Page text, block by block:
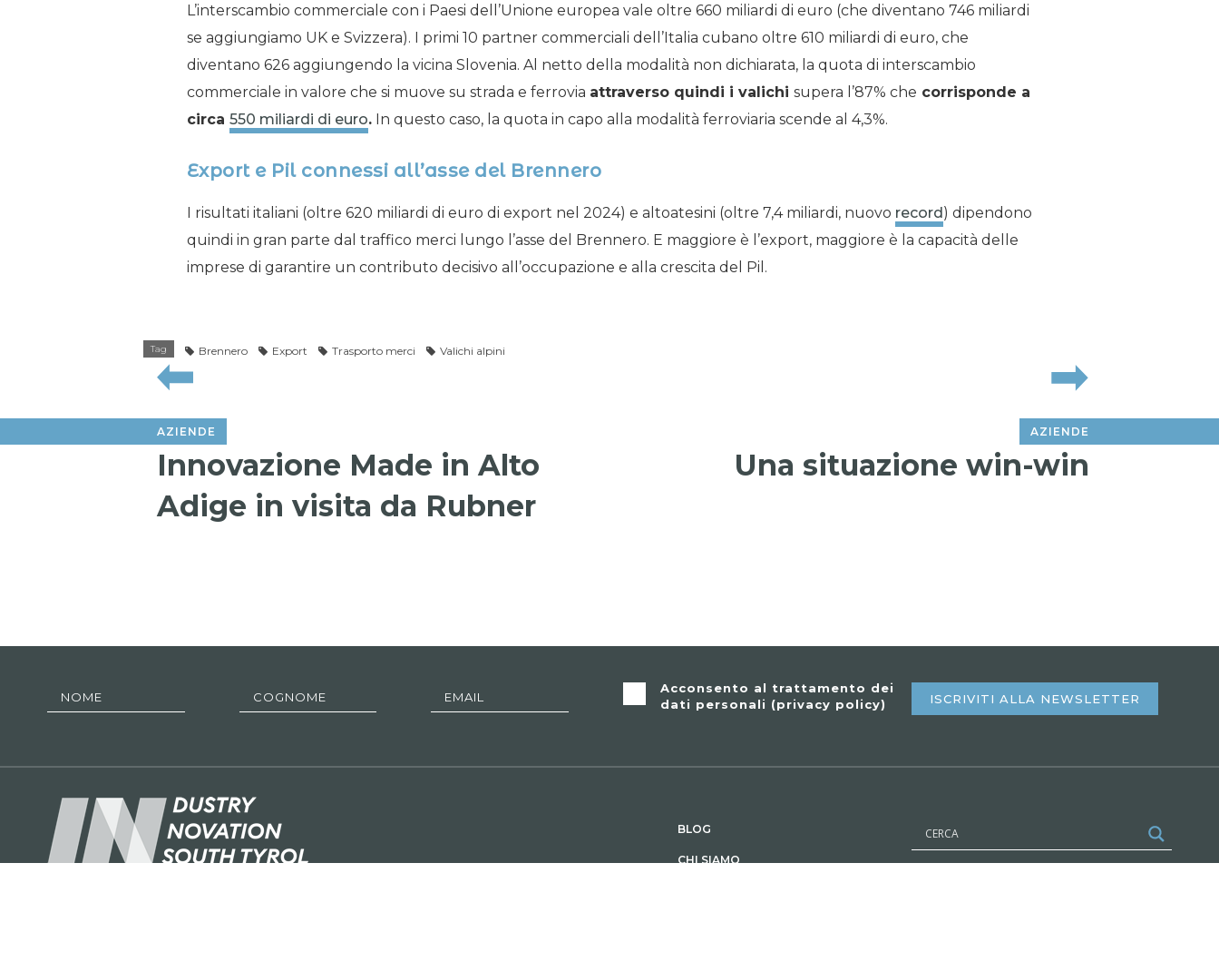
L’interscambio commerciale con i Paesi dell’Unione europea vale oltre 660 miliardi di euro (che diventano 746 miliardi
se aggiungiamo UK e Svizzera). I primi 10 partner commerciali dell’Italia cubano oltre 610 miliardi di euro, che
diventano 626 aggiungendo la vicina Slovenia. Al netto della modalità non dichiarata, la quota di interscambio
commerciale in valore che si muove su strada e ferrovia attraverso quindi i valichi supera l’87% che corrisponde a
circa 550 miliardi di euro.In questo caso, la quota in capo alla modalità ferroviaria scende al 4,3%.
Export e Pil connessi all’asse del Brennero
I risultati italiani (oltre 620 miliardi di euro di export nel 2024) e altoatesini (oltre 7,4 miliardi, nuovo record ) dipendono
quindi in gran parte dal traffico merci lungo l’asse del Brennero. E maggiore è l’export, maggiore è la capacità delle
imprese di garantire un contributo decisivo all’occupazione e alla crescita del Pil.
Tag Brennero Export Trasporto merci Valichi alpini
AZIENDE
Innovazione Made in Alto
Adige in visita da Rubner
AZIENDE
Una situazione win-win
Acconsento al trattamento dei
dati personali (privacy policy) ISCRIVITI ALLA NEWSLETTER
BLOG
CHI SIAMO